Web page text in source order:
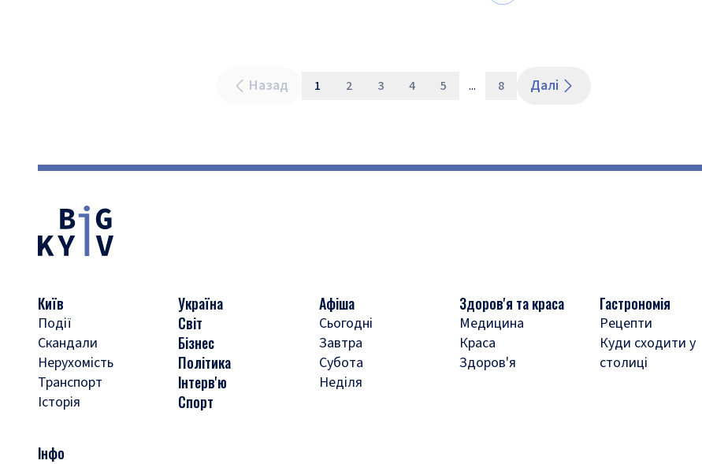
Назад 1 2 3 4 5 ... 8 Далі
Київ
Події
Скандали
Нерухомість
Транспорт
Історія
Україна
Світ
Бізнес
Політика
Інтерв'ю
Спорт
Афіша
Сьогодні
Завтра
Субота
Неділя
Здоров'я та краса
Медицина
Краса
Здоров'я
Гастрономія
Рецепти
Куди сходити у
столиці
Інфо